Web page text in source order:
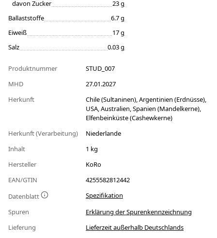
davon Zucker
23 g
Ballaststoffe
6.7 g
Eiweiß
17 g
Salz
0.03 g
Produktnummer
STUD_007
MHD
27.01.2027
Herkunft
Chile (Sultaninen), Argentinien (Erdnüsse),
USA, Australien, Spanien (Mandelkerne),
Elfenbeinküste (Cashewkerne)
Herkunft (Verarbeitung)
Niederlande
Inhalt
1 kg
Hersteller
KoRo
EAN/GTIN
4255582812442
Datenblatt
Spezifikation
Spuren
Erklärung der Spurenkennzeichnung
Lieferung
Lieferzeit außerhalb Deutschlands